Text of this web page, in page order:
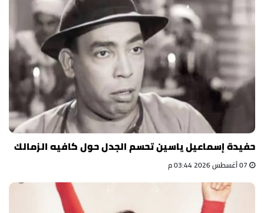
حفيدة إسماعيل ياسين تحسم الجدل حول كافيه الزمالك